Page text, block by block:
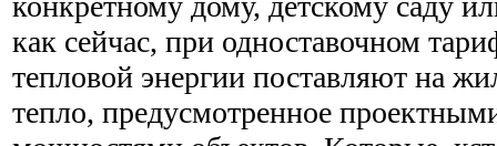
как сейчас, при одноставочном
тепловой энергии поставляют на
тепло, предусмотренное